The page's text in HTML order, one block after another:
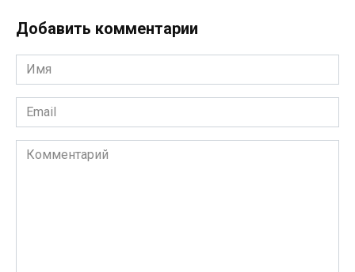
Добавить комментарии
Имя
*
Email
*
Комментарий